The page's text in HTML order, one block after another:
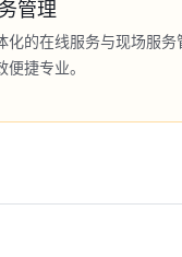
管理
化的在线服务与现场服务
便捷专业。